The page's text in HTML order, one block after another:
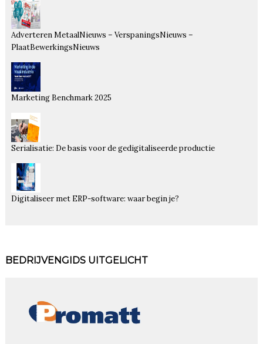
Adverteren MetaalNieuws – VerspaningsNieuws –
PlaatBewerkingsNieuws
Marketing Benchmark 2025
Serialisatie: De basis voor de gedigitaliseerde productie
Digitaliseer met ERP-software: waar begin je?
BEDRIJVENGIDS UITGELICHT